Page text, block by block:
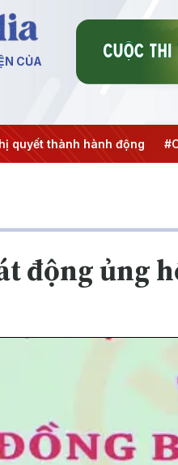
CỦA
động #Chiến dịch 500
động ủng